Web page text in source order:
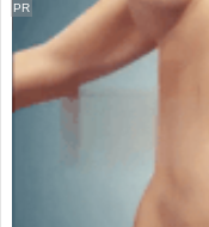
PR